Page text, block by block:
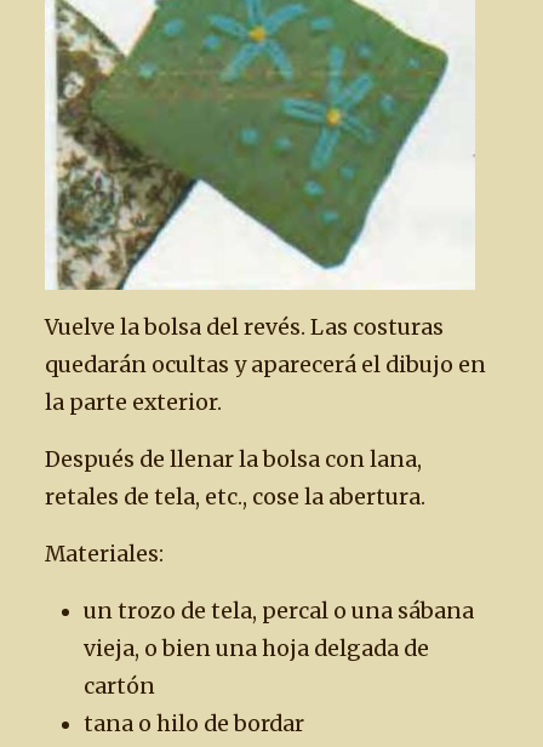
Vuelve la bolsa del revés. Las costuras
quedarán ocultas y aparecerá el dibujo en
la parte exterior.
Después de llenar la bolsa con lana,
retales de tela, etc., cose la abertura.
Materiales:
un trozo de tela, percal o una sábana
vieja, o bien una hoja delgada de
cartón
tana o hilo de bordar